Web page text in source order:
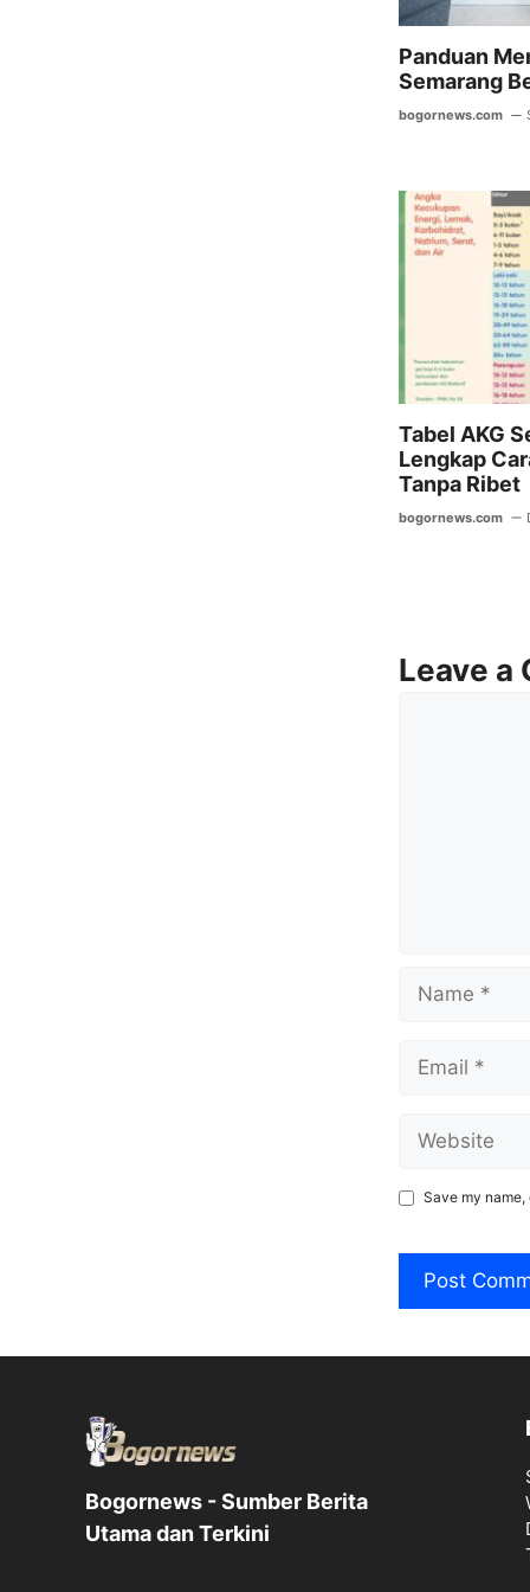
Panduan
Semarang
bogornews.com
Tabel AKG
Lengkap
Tanpa Ribet
bogornews.com
Leave a
Name
Email
Website
Save my
Bogornews - Sumber Berita
Utama dan Terkini